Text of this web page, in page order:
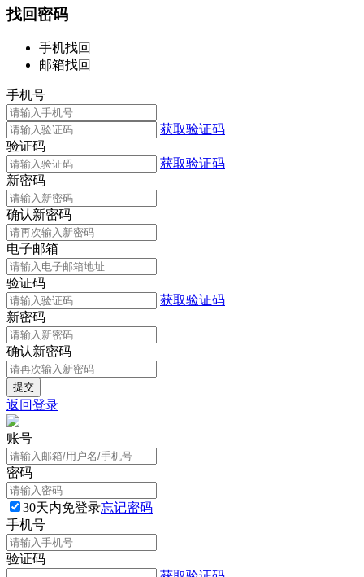
找回密码
手机找回
邮箱找回
手机号
获取验证码
验证码
获取验证码
新密码
确认新密码
电子邮箱
验证码
获取验证码
新密码
确认新密码
返回登录
账号
密码
30天内免登录忘记密码
手机号
验证码